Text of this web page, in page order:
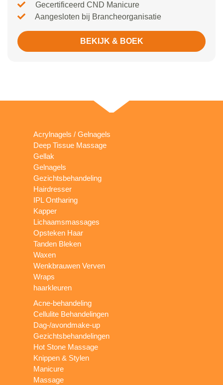
Gecertificeerd CND Manicure
Aangesloten bij Brancheorganisatie
BEKIJK & BOEK
Acrylnagels / Gelnagels
Deep Tissue Massage
Gellak
Gelnagels
Gezichtsbehandeling
Hairdresser
IPL Ontharing
Kapper
Lichaamsmassages
Opsteken Haar
Tanden Bleken
Waxen
Wenkbrauwen Verven
Wraps
haarkleuren
Acne-behandeling
Cellulite Behandelingen
Dag-/avondmake-up
Gezichtsbehandelingen
Hot Stone Massage
Knippen & Stylen
Manicure
Massage